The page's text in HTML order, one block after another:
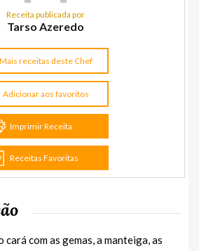
Receita publicada por
Tarso Azeredo
Mais receitas deste Chef
Adicionar aos favoritos
Imprimir Receita
Receitas Favoritas
com as gemas, a manteiga, as